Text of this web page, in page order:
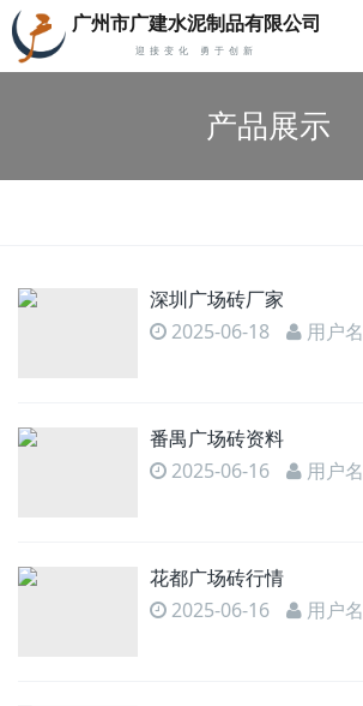
广州市广建水泥制品有限公司
迎接变化 勇于创新
产品展示
深圳广场砖厂家
2025-06-18 用户名
番禺广场砖资料
2025-06-16 用户名
花都广场砖行情
2025-06-16 用户名